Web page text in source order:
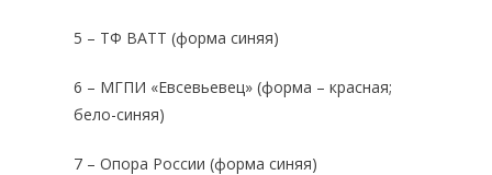
5 – ТФ ВАТТ (форма синяя)
6 – МГПИ «Евсевьевец» (форма – красная;
бело-синяя)
7 – Опора России (форма синяя)